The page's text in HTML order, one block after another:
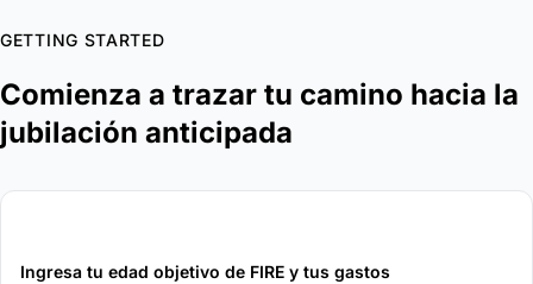
GETTING STARTED
Comienza a trazar tu camino hacia la
jubilación anticipada
Ingresa tu edad objetivo de FIRE y tus gastos